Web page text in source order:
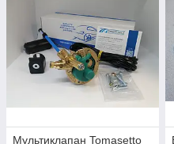
Мультиклапан Tomasetto